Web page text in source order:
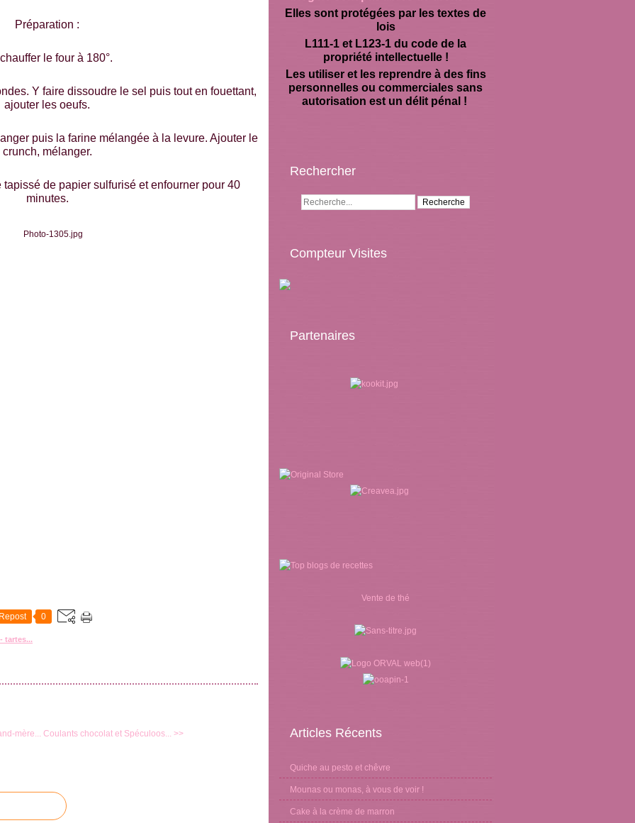
Préparation :
le four à 180°.
Y faire dissoudre le sel puis tout en fouettant,
ajouter les oeufs.
puis la farine mélangée à la levure. Ajouter le
crunch, mélanger.
de papier sulfurisé et enfourner pour 40
minutes.
Repost 0
tartes...
mère... Coulants chocolat et Spéculoos... >>
Elles sont protégées par les textes de
lois
L111-1 et L123-1 du code de la
propriété intellectuelle !
Les utiliser et les reprendre à des fins
personnelles ou commerciales sans
autorisation est un délit pénal !
Rechercher
Compteur Visites
Partenaires
Vente de thé
Articles Récents
Quiche au pesto et chêvre
Mounas ou monas, à vous de voir !
Cake à la crème de marron